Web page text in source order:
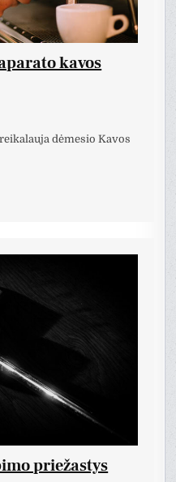
kavos
dėmesio Kavos
priežastys